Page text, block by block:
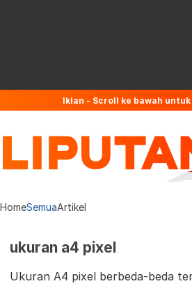
Iklan - Scroll ke bawah
HomeSemuaArtikel
ukuran a4 pixel
Ukuran A4 pixel berbeda-beda